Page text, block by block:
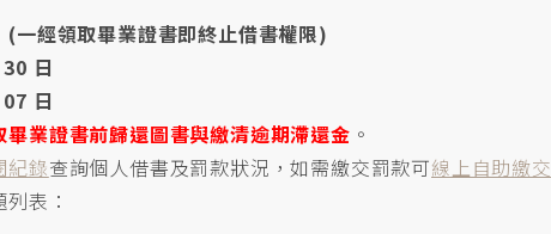
(一經領取畢業證書即終止借書權限)
日
日
畢業證書前歸還圖書與繳清逾期滯還金 。
紀錄查詢個人借書及罰款狀況，如需繳交罰款可線上自助繳交
表：